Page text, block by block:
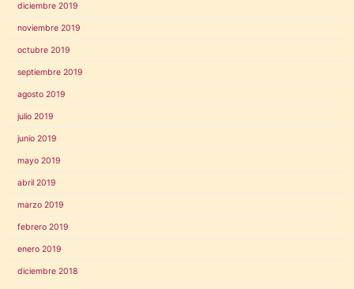
diciembre 2019
noviembre 2019
octubre 2019
septiembre 2019
agosto 2019
julio 2019
junio 2019
mayo 2019
abril 2019
marzo 2019
febrero 2019
enero 2019
diciembre 2018